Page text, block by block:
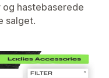
hastebaserede
salget.